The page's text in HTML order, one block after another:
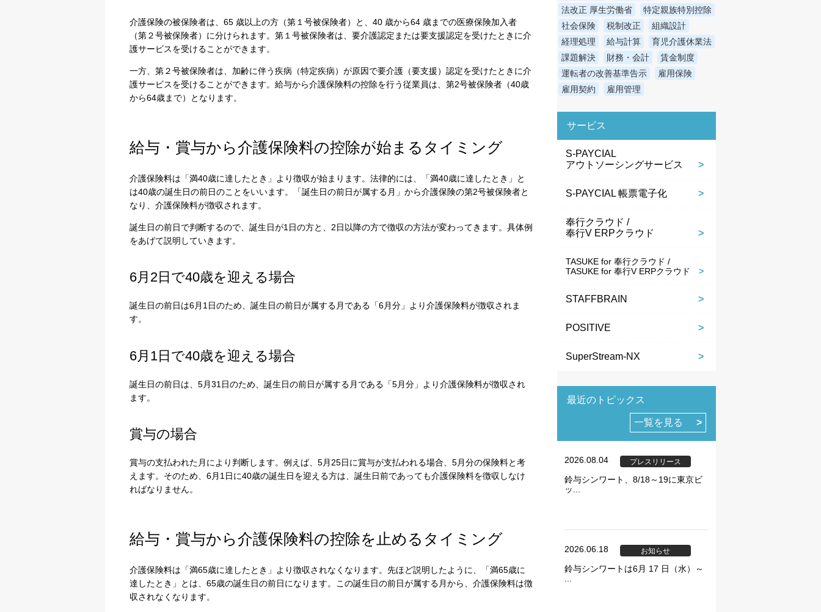
介護保険の被保険者は、65 歳以上の方（第１号被保険者）と、40 歳から64 歳までの医療保険加入者
（第２号被保険者）に分けられます。第１号被保険者は、要介護認定または要支援認定を受けたときに介
護サービスを受けることができます。
一方、第２号被保険者は、加齢に伴う疾病（特定疾病）が原因で要介護（要支援）認定を受けたときに介
護サービスを受けることができます。給与から介護保険料の控除を行う従業員は、第2号被保険者（40歳
から64歳まで）となります。
給与・賞与から介護保険料の控除が始まるタイミング
介護保険料は「満40歳に達したとき」より徴収が始まります。法律的には、「満40歳に達したとき」と
は40歳の誕生日の前日のことをいいます。「誕生日の前日が属する月」から介護保険の第2号被保険者と
なり、介護保険料が徴収されます。
誕生日の前日で判断するので、誕生日が1日の方と、2日以降の方で徴収の方法が変わってきます。具体例
をあげて説明していきます。
6月2日で40歳を迎える場合
誕生日の前日は6月1日のため、誕生日の前日が属する月である「6月分」より介護保険料が徴収されま
す。
6月1日で40歳を迎える場合
誕生日の前日は、5月31日のため、誕生日の前日が属する月である「5月分」より介護保険料が徴収され
ます。
賞与の場合
賞与の支払われた月により判断します。例えば、5月25日に賞与が支払われる場合、5月分の保険料と考
えます。そのため、6月1日に40歳の誕生日を迎える方は、誕生日前であっても介護保険料を徴収しなけ
ればなりません。
給与・賞与から介護保険料の控除を止めるタイミング
介護保険料は「満65歳に達したとき」より徴収されなくなります。先ほど説明したように、「満65歳に
達したとき」とは、65歳の誕生日の前日になります。この誕生日の前日が属する月から、介護保険料は徴
収されなくなります。
法改正 厚生労働省
特定親族特別控除
社会保険
税制改正
組織設計
経理処理
給与計算
育児介護休業法
課題解決
財務・会計
賃金制度
運転者の改善基準告示
雇用保険
雇用契約
雇用管理
サービス
S-PAYCIAL
アウトソーシングサービス
S-PAYCIAL 帳票電子化
奉行クラウド /
奉行V ERPクラウド
TASUKE for 奉行クラウド /
TASUKE for 奉行V ERPクラウド
STAFFBRAIN
POSITIVE
SuperStream-NX
最近のトピックス
一覧を見る
2026.08.04 プレスリリース
鈴与シンワート、8/18～19に東京ビ
ッ...
2026.06.18 お知らせ
鈴与シンワートは6月 17 日（水）～
...
Cookie の確認と管理
プライバシー情報